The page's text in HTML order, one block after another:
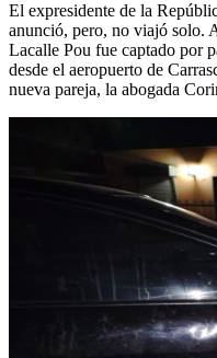
El expresidente de la
anunció, pero, no viajó solo.
Lacalle Pou fue captado por
desde el aeropuerto de
nueva pareja, la abogada